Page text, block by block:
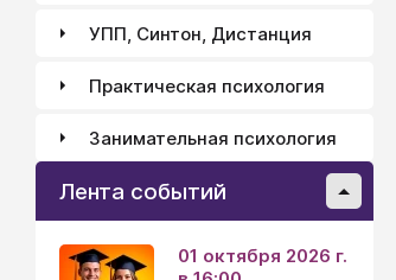
УПП, Синтон, Дистанция
Практическая психология
Занимательная психология
Лента событий
01 октября 2026 г.